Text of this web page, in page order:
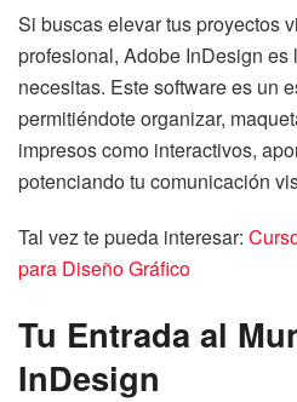
Si buscas elevar tus proyectos
profesional, Adobe InDesign es
necesitas. Este software es un
permitiéndote organizar,
impresos como interactivos,
potenciando tu comunicación
Tal vez te pueda interesar:
para Diseño Gráfico
Tu Entrada al
InDesign